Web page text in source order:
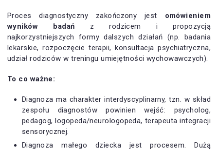
Proces diagnostyczny zakończony jest omówieniem
wyników badań z rodzicem i propozycją
najkorzystniejszych formy dalszych działań (np. badania
lekarskie, rozpoczęcie terapii, konsultacja psychiatryczna,
udział rodziców w treningu umiejętności wychowawczych).
To co ważne:
Diagnoza ma charakter interdyscyplinarny, tzn. w skład
zespołu diagnostów powinien wejść: psycholog,
pedagog, logopeda/neurologopeda, terapeuta integracji
sensorycznej.
Diagnoza małego dziecka jest procesem. Dużą